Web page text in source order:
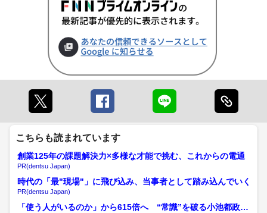
こちらも読まれています
創業125年の課題解決力×多様な才能で挑む、これからの電通
PR(dentsu Japan)
時代の「最"現場"」に飛び込み、当事者として踏み込んでいく
PR(dentsu Japan)
「使う人がいるのか」から615倍へ “常識”を破る小池都政10